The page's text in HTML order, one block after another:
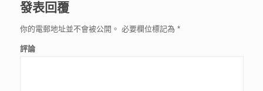
發表回覆
你的電郵地址並不會被公開。 必要欄位標記為 *
評論